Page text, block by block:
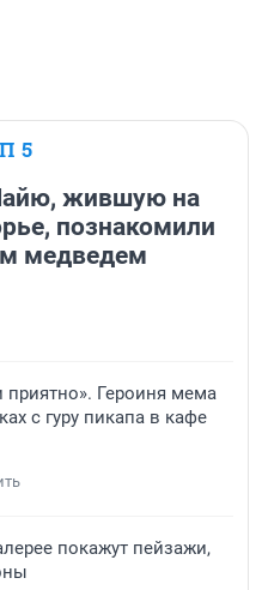
5
жившую на
познакомили
медведем
приятно». Героиня мема
с гуру пикапа в кафе
покажут пейзажи,